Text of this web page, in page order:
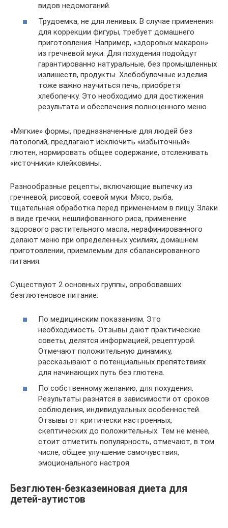
видов недомоганий.
Трудоемка, не для ленивых. В случае применения
для коррекции фигуры, требует домашнего
приготовления. Например, «здоровых макарон»
из гречневой муки. Для похудения подойдут
гарантированно натуральные, без промышленных
излишеств, продукты. Хлебобулочные изделия
тоже важно научиться печь, приобретя
хлебопечку. Это необходимо для достижения
результата и обеспечения полноценного меню.
«Мягкие» формы, предназначенные для людей без
патологий, предлагают исключить «избыточный»
глютен, нормировать общее содержание, отслеживать
«источники» клейковины.
Разнообразные рецепты, включающие выпечку из
гречневой, рисовой, соевой муки. Мясо, рыба,
тщательная обработка перед применением в пищу. Злаки
в виде гречки, нешлифованного риса, применение
здорового растительного масла, нерафинированного
делают меню при определенных усилиях, домашнем
приготовлении, приемлемым для сбалансированного
питания.
Существуют 2 основных группы, опробовавших
безглютеновое питание:
По медицинским показаниям. Это
необходимость. Отзывы дают практические
советы, делятся информацией, рецептурой.
Отмечают положительную динамику,
рассказывают о потенциальных препятствиях
для начинающих путь без глютена.
По собственному желанию, для похудения.
Результаты разнятся в зависимости от сроков
соблюдения, индивидуальных особенностей.
Отзывы от критически настроенных,
скептических до положительных. Тем не менее,
стоит отметить популярность, отмечают, в том
числе, общее улучшение самочувствия,
эмоционального настроя.
Безглютен-безказеиновая диета для
детей-аутистов